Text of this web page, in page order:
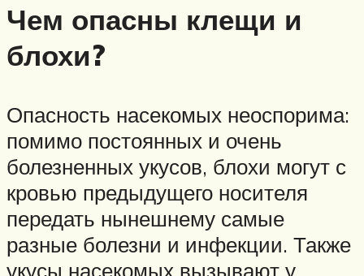
Чем опасны клещи и
блохи?
Опасность насекомых неоспорима:
помимо постоянных и очень
болезненных укусов, блохи могут с
кровью предыдущего носителя
передать нынешнему самые
разные болезни и инфекции. Также
укусы насекомых вызывают у